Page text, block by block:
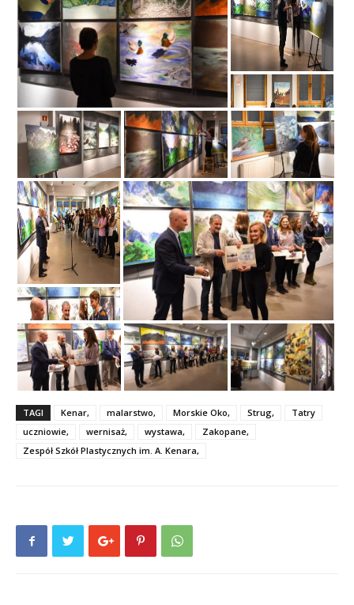
TAGI Kenar, malarstwo, Morskie Oko, Strug,
Tatry
uczniowie,
wernisaż, wystawa,
Zakopane,
Zespół Szkół Plastycznych im. A. Kenara,